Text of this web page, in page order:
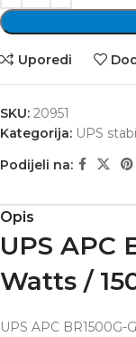
Uporedi
SKU: 20951
Kategorija: UPS
Podijeli na:
Opis
UPS APC
Watts /
UPS APC BR1500G-